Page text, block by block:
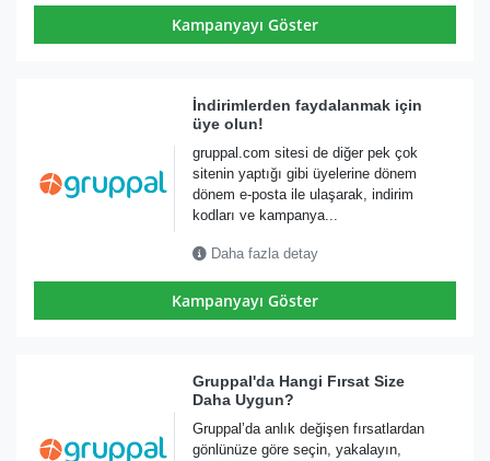
Kampanyayı Göster
İndirimlerden faydalanmak için
üye olun!
gruppal.com sitesi de diğer pek çok
sitenin yaptığı gibi üyelerine dönem
dönem e-posta ile ulaşarak, indirim
kodları ve kampanya...
Daha fazla detay
Kampanyayı Göster
Gruppal'da Hangi Fırsat Size
Daha Uygun?
Gruppal’da anlık değişen fırsatlardan
gönlünüze göre seçin, yakalayın,